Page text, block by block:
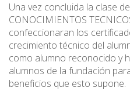
Una vez concluida la clase
CONOCIMIENTOS
confeccionaran los
crecimiento técnico del
como alumno reconocido y
alumnos de la fundación
beneficios que esto supone.